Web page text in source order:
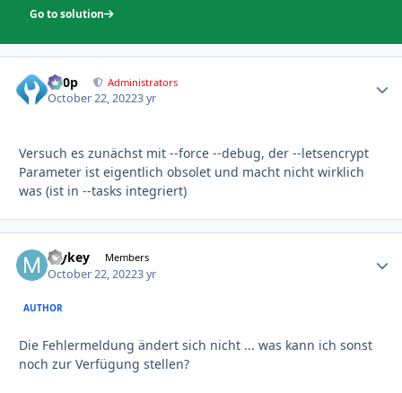
Go to solution
d00p Administrators
October 22, 20223 yr
Versuch es zunächst mit --force --debug, der --letsencrypt
Parameter ist eigentlich obsolet und macht nicht wirklich
was (ist in --tasks integriert)
mykey Members
October 22, 20223 yr
AUTHOR
Die Fehlermeldung ändert sich nicht ... was kann ich sonst
noch zur Verfügung stellen?